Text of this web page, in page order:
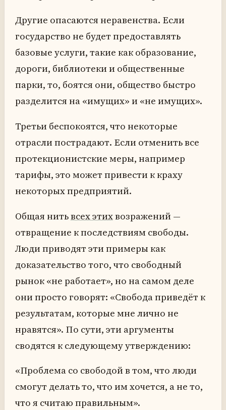
Другие опасаются неравенства. Если
государство не будет предоставлять
базовые услуги, такие как образование,
дороги, библиотеки и общественные
парки, то, боятся они, общество быстро
разделится на «имущих» и «не имущих».
Третьи беспокоятся, что некоторые
отрасли пострадают. Если отменить все
протекционистские меры, например
тарифы, это может привести к краху
некоторых предприятий.
Общая нитьвсех этихвозражений —
отвращение к последствиям свободы.
Люди приводят эти примеры как
доказательство того, что свободный
рынок «не работает», но на самом деле
они просто говорят: «Свобода приведёт к
результатам, которые мне лично не
нравятся». По сути, эти аргументы
сводятся к следующему утверждению:
«Проблема со свободой в том, что люди
смогут делать то, что им хочется, а не то,
что я считаю правильным».